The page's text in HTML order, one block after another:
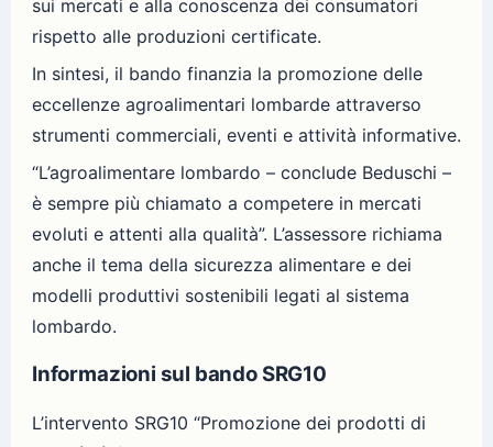
sui mercati e alla conoscenza dei consumatori
rispetto alle produzioni certificate.
In sintesi, il bando finanzia la promozione delle
eccellenze agroalimentari lombarde attraverso
strumenti commerciali, eventi e attività informative.
“L’agroalimentare lombardo – conclude Beduschi –
è sempre più chiamato a competere in mercati
evoluti e attenti alla qualità”. L’assessore richiama
anche il tema della sicurezza alimentare e dei
modelli produttivi sostenibili legati al sistema
lombardo.
Informazioni sul bando SRG10
L’intervento SRG10 “Promozione dei prodotti di